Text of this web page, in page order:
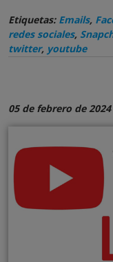
Etiquetas: Emails,
redes sociales,
twitter, youtube
05 de febrero de 2024